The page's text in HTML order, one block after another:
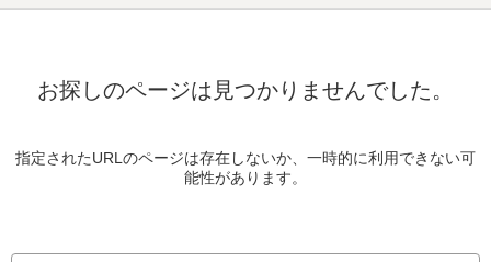
お探しのページは見つかりませんでした。
指定されたURLのページは存在しないか、一時的に利用できない可
能性があります。